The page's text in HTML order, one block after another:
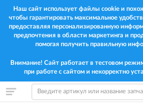
Наш сайт использует файлы cookie и
чтобы гарантировать максимальное
предоставляя персонализированную
предпочтения в области маркетинга и
помогая получить правильную
Внимание! Сайт работает в тестовом
при работе с сайтом и некорректно